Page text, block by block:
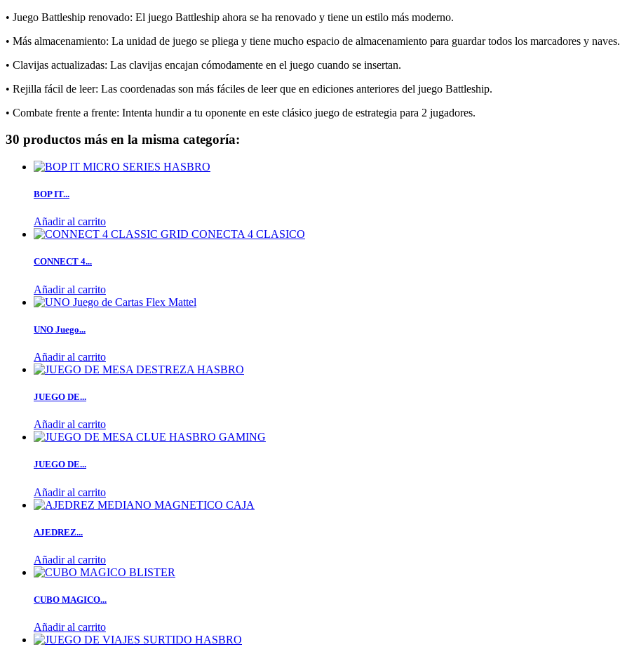
• Juego Battleship renovado: El juego Battleship ahora se ha renovado y tiene un estilo más moderno.
• Más almacenamiento: La unidad de juego se pliega y tiene mucho espacio de almacenamiento para guardar todos los marcadores y naves.
• Clavijas actualizadas: Las clavijas encajan cómodamente en el juego cuando se insertan.
• Rejilla fácil de leer: Las coordenadas son más fáciles de leer que en ediciones anteriores del juego Battleship.
• Combate frente a frente: Intenta hundir a tu oponente en este clásico juego de estrategia para 2 jugadores.
30 productos más en la misma categoría:
BOP IT...
Añadir al carrito
CONNECT 4...
Añadir al carrito
UNO Juego...
Añadir al carrito
JUEGO DE...
Añadir al carrito
JUEGO DE...
Añadir al carrito
AJEDREZ...
Añadir al carrito
CUBO MAGICO...
Añadir al carrito